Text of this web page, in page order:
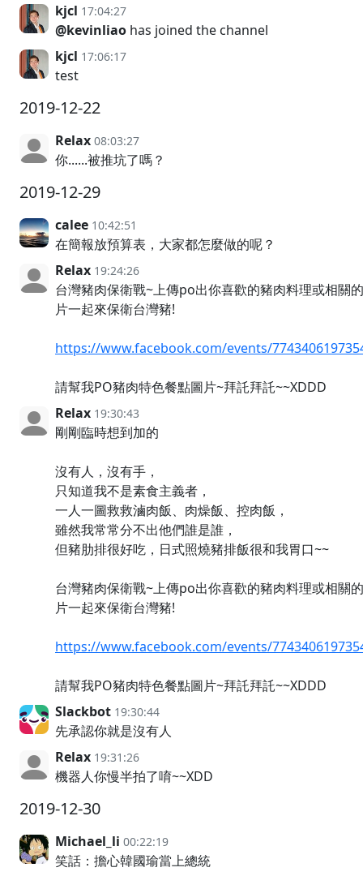
kjcl 17:04:27
@kevinliao has joined the channel
kjcl 17:06:17
test
2019-12-22
Relax 08:03:27
你......被推坑了嗎？
2019-12-29
calee 10:42:51
在簡報放預算表，大家都怎麼做的呢？
Relax 19:24:26
台灣豬肉保衛戰~上傳po出你喜歡的豬肉料理或相關
片一起來保衛台灣豬!
https://www.facebook.com/events/
請幫我PO豬肉特色餐點圖片~拜託拜託~~XDDD
Relax 19:30:43
剛剛臨時想到加的
沒有人，沒有手，
只知道我不是素食主義者，
一人一圖救救滷肉飯、肉燥飯、控肉飯，
雖然我常常分不出他們誰是誰，
但豬肋排很好吃，日式照燒豬排飯很和我胃口~~
台灣豬肉保衛戰~上傳po出你喜歡的豬肉料理或相關
片一起來保衛台灣豬!
https://www.facebook.com/events/
請幫我PO豬肉特色餐點圖片~拜託拜託~~XDDD
Slackbot 19:30:44
先承認你就是沒有人
Relax 19:31:26
機器人你慢半拍了唷~~XDD
2019-12-30
Michael_li 00:22:19
笑話：擔心韓國瑜當上總統